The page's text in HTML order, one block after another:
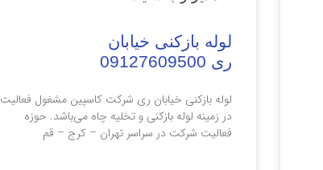
لوله بازکنی خیابان
ری 09127609500
لوله بازکنی خیابان ری شرکت کاسپین مشغول فعالیت
در زمینه لوله بازکنی و تخلیه چاه می‌باشد. حوزه
فعالیت شرکت در سراسر تهران – کرج – قم